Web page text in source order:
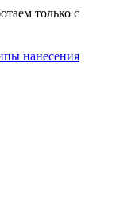
только с
нанесения